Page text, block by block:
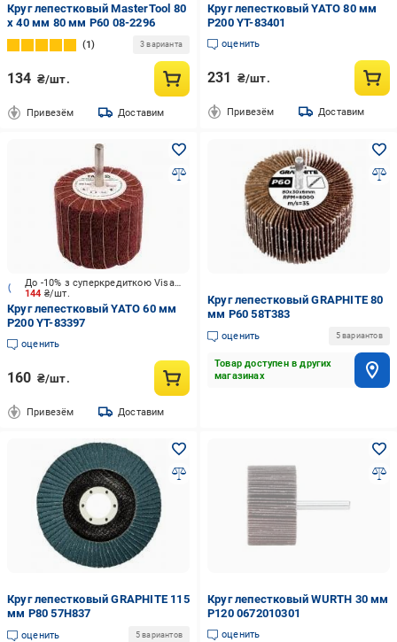
Круг лепестковый MasterTool 80
х 40 мм 80 мм P60 08-2296
1 3 варианта
134 ₴/шт.
Привезём Доставим
Круг лепестковый YATO 80 мм
P200 YT-83401
оценить
231 ₴/шт.
Привезём Доставим
144 ₴/шт.
До -10% з суперкредиткою Visa Вигода
Круг лепестковый YATO 60 мм
P200 YT-83397
оценить
160 ₴/шт.
Привезём Доставим
Круг лепестковый GRAPHITE 80
мм P60 58T383
оценить 5 вариантов
Товар доступен в других
магазинах
Круг лепестковый GRAPHITE 115
мм P80 57H837
оценить 5 вариантов
Круг лепестковый WURTH 30 мм
P120 0672010301
оценить